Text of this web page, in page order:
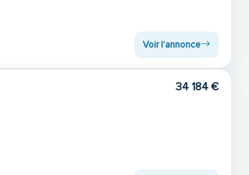
Voir l'annonce
34 184 €